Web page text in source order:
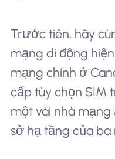
Trước tiên, hãy
mạng di động
mạng chính ở
cấp tùy chọn SIM
một vài nhà
sở hạ tầng của ba